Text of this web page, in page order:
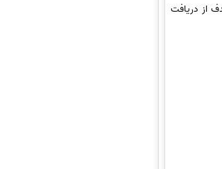
از دریافت